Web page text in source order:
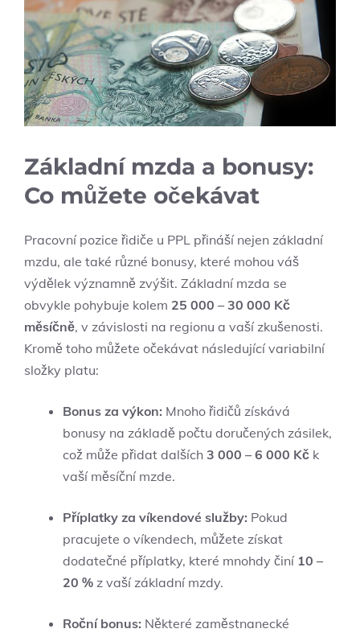
Základní mzda a bonusy:
Co můžete očekávat
Pracovní pozice řidiče u PPL přináší nejen základní
mzdu, ale také různé bonusy, které mohou váš
výdělek významně zvýšit. Základní mzda se
obvykle pohybuje kolem 25 000 – 30 000 Kč
měsíčně, v závislosti na regionu a vaší zkušenosti.
Kromě toho můžete očekávat následující variabilní
složky platu:
Bonus za výkon: Mnoho řidičů získává
bonusy na základě počtu doručených zásilek,
což může přidat dalších 3 000 – 6 000 Kč k
vaší měsíční mzde.
Příplatky za víkendové služby: Pokud
pracujete o víkendech, můžete získat
dodatečné příplatky, které mnohdy činí 10 –
20 % z vaší základní mzdy.
Roční bonus: Některé zaměstnanecké